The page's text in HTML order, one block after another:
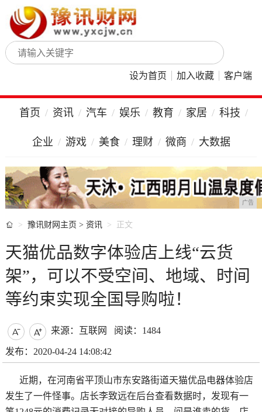
设为首页 加入收藏 客户端
首页 资讯 汽车 娱乐 教育 家居 科技
企业 游戏 美食 理财 微商 大数据
广告
 豫讯财网主页 > 资讯 正文
天猫优品数字体验店上线“云货
架”，可以不受空间、地域、时间
等约束实现全国导购啦！
  来源：互联网 阅读：1484
发布：2020-04-24 14:08:42
近期，在河南省平顶山市东安路街道天猫优品电器体验店
发生了一件怪事。店长李致远在后台查看数据时，发现有一